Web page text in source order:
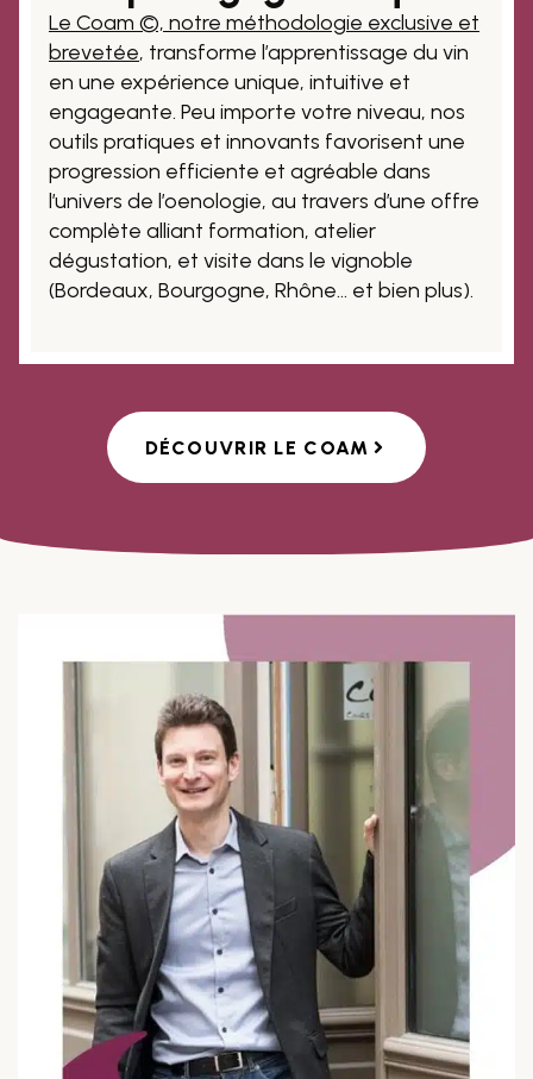
Le Coam ©, notre méthodologie exclusive et
brevetée, transforme l’apprentissage du vin
en une expérience unique, intuitive et
engageante. Peu importe votre niveau, nos
outils pratiques et innovants favorisent une
progression efficiente et agréable dans
l’univers de l’oenologie, au travers d’une offre
complète alliant formation, atelier
dégustation, et visite dans le vignoble
(Bordeaux, Bourgogne, Rhône… et bien plus).
DÉCOUVRIR LE COAM